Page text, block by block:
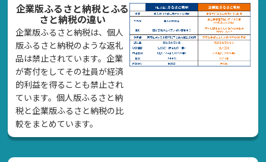
企業版ふるさと納税とふる
さと納税の違い
企業版ふるさと納税は、個人
版ふるさと納税のような返礼
品は禁止されています。企業
が寄付をしてその社員が経済
的利益を得ることも禁止され
ています。個人版ふるさと納
税と企業版ふるさと納税の比
較をまとめています。